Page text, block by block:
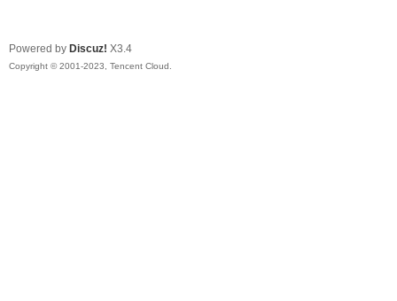
Powered by Discuz! X3.4
Copyright © 2001-2023, Tencent Cloud.